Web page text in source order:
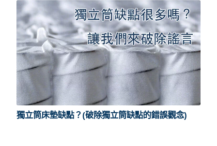
獨立筒床墊缺點？(破除獨立筒缺點的錯誤觀念)